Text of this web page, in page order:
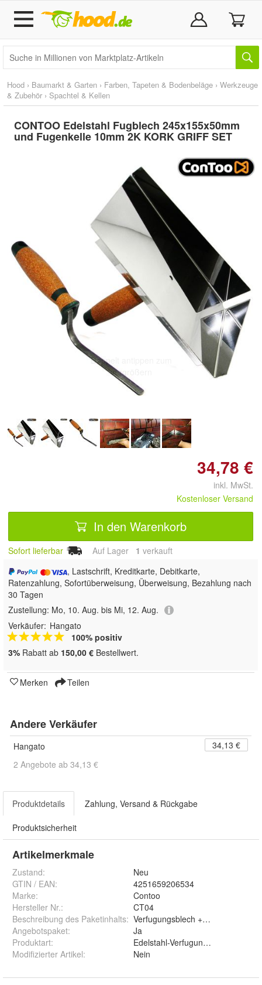
Hood › Baumarkt & Garten › Farben, Tapeten & Bodenbeläge › Werkzeuge
& Zubehör › Spachtel & Kellen
CONTOO Edelstahl Fugblech 245x155x50mm
und Fugenkelle 10mm 2K KORK GRIFF SET
Doppelt antippen zum
vergrößern
34,78 €
inkl. MwSt.
Kostenloser Versand
In den Warenkorb
Sofort lieferbar Auf Lager 1 verkauft
, Lastschrift, Kreditkarte, Debitkarte,
Ratenzahlung, Sofortüberweisung, Überweisung, Bezahlung nach
30 Tagen
Zustellung: Mo, 10. Aug. bis Mi, 12. Aug.
Verkäufer: Hangato
100% positiv
3% Rabatt ab 150,00 € Bestellwert.
Merken Teilen
Andere Verkäufer
Hangato
34,13 €
2 Angebote ab 34,13 €
Produktdetails Zahlung, Versand & Rückgabe
Produktsicherheit
Artikelmerkmale
Zustand:
Neu
GTIN / EAN:
4251659206534
Marke:
Contoo
Hersteller Nr.:
CT04
Beschreibung des Paketinhalts: Verfugungsblech + Fugenkelle
Angebotspaket:
Ja
Produktart:
Edelstahl-Verfugungsblech
Modifizierter Artikel: Nein